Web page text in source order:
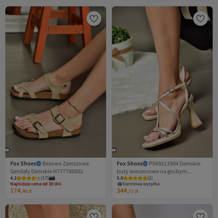
Fox Shoes
Beżowe Zamszowe
Sandały Damskie H777786002
4.2 (17)
Najniższa cena od 30 dni
Darmowa wysyłka
Najniższa cena od 30 dni
174,46zł
Fox Shoes
P569213304 Damskie
buty wieczorowe na grubym
obcasie, w kolorze beżowym,
satynowym
5.0 (2)
Darmowa wysyłka
344,71 zł